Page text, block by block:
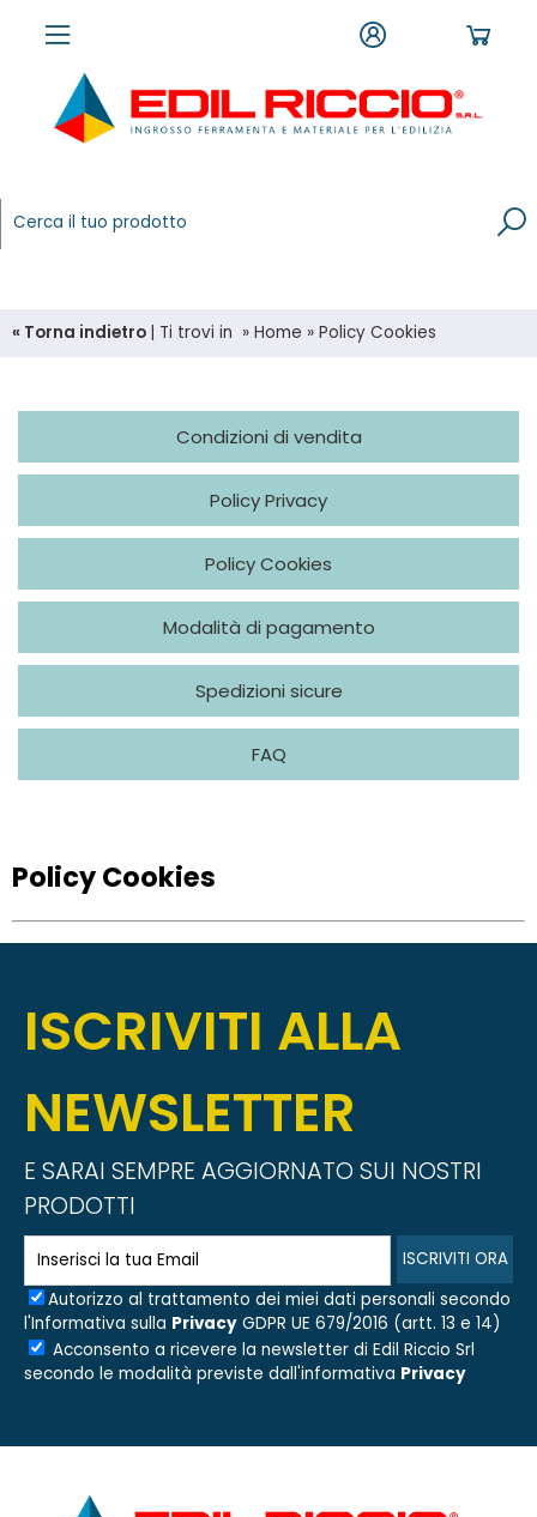
« Torna indietro Ti trovi in » Home » Policy Cookies
Condizioni di vendita
Policy Privacy
Policy Cookies
Modalità di pagamento
Spedizioni sicure
FAQ
Policy Cookies
ISCRIVITI ALLA
NEWSLETTER
E SARAI SEMPRE AGGIORNATO SUI NOSTRI
PRODOTTI
Autorizzo al trattamento dei miei dati personali secondo
l'Informativa sulla Privacy GDPR UE 679/2016 (artt. 13 e 14)
Acconsento a ricevere la newsletter di Edil Riccio Srl
secondo le modalità previste dall'informativa Privacy